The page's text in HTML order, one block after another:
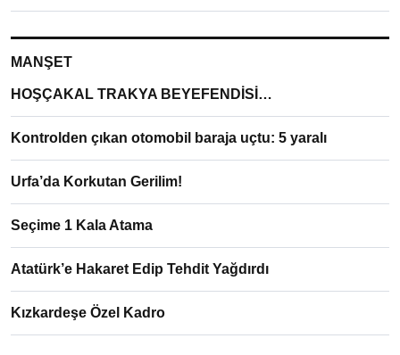
MANŞET
HOŞÇAKAL TRAKYA BEYEFENDİSİ…
Kontrolden çıkan otomobil baraja uçtu: 5 yaralı
Urfa’da Korkutan Gerilim!
Seçime 1 Kala Atama
Atatürk’e Hakaret Edip Tehdit Yağdırdı
Kızkardeşe Özel Kadro